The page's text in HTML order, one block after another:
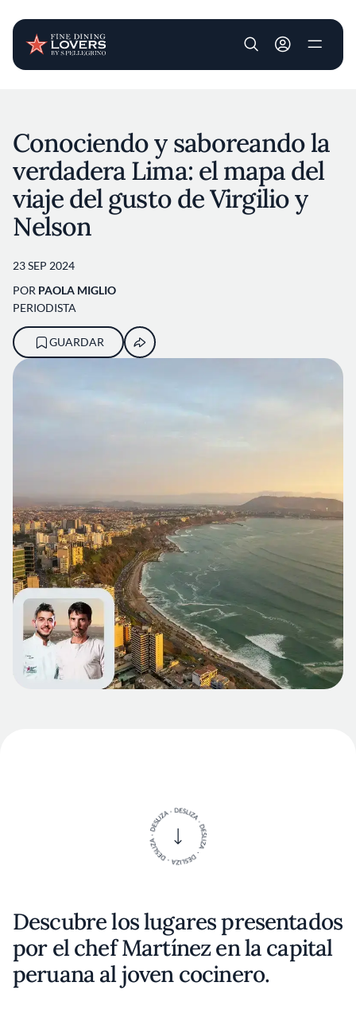
User account
Conociendo y saboreando la
verdadera Lima: el mapa del
viaje del gusto de Virgilio y
Nelson
23 SEP 2024
POR PAOLA MIGLIO
PERIODISTA
GUARDAR
Descubre los lugares presentados
por el chef Martínez en la capital
peruana al joven cocinero.